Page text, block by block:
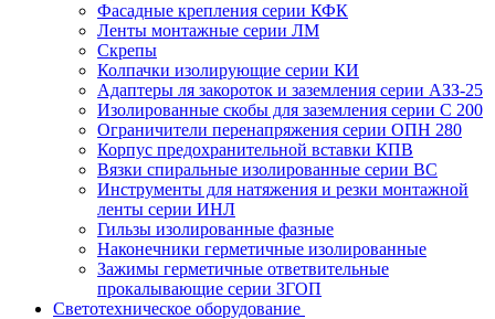
Фасадные крепления серии КФК
Ленты монтажные серии ЛМ
Скрепы
Колпачки изолирующие серии КИ
Адаптеры ля закороток и заземления серии АЗЗ-25
Изолированные скобы для заземления серии С 200
Ограничители перенапряжения серии ОПН 280
Корпус предохранительной вставки КПВ
Вязки спиральные изолированные серии ВС
Инструменты для натяжения и резки монтажной
ленты серии ИНЛ
Гильзы изолированные фазные
Наконечники герметичные изолированные
Зажимы герметичные ответвительные
прокалывающие серии ЗГОП
Светотехническое оборудование